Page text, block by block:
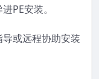
PE安装。
或远程协助安装